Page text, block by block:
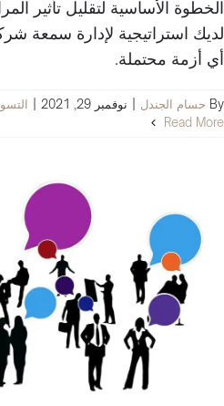
الخطوة الأساسية لتقليل تأثير
لديك استراتيجية لإدارة سمعة
أي أزمة محتملة.
By حسام الجندل نوفمبر 29, 2021
Read More